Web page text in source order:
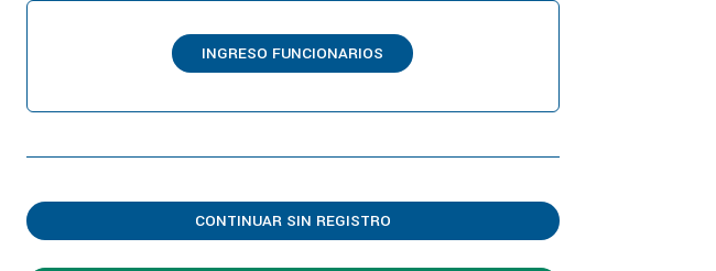
INGRESO FUNCIONARIOS
CONTINUAR SIN REGISTRO